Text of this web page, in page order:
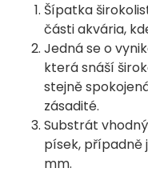
Šípatka
části akvária,
Jedná se o
která snáší
stejně
zásadité.
Substrát
písek, případně
mm.